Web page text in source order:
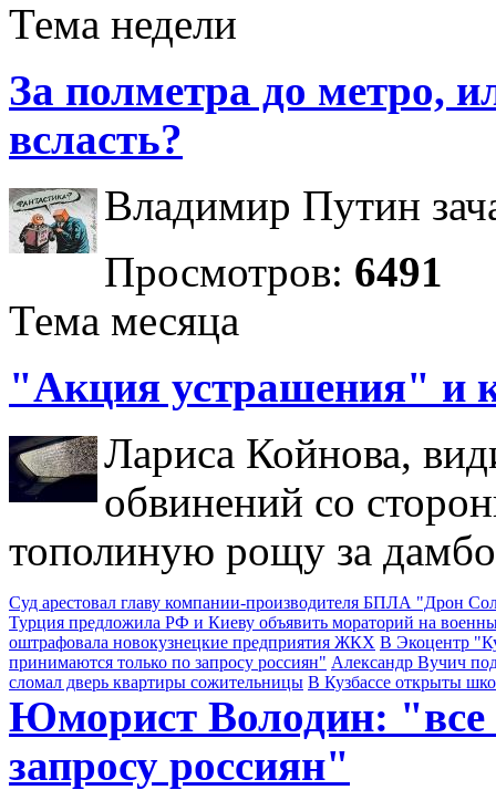
Тема недели
За полметра до метро,
всласть?
Владимир Путин
Просмотров: 6491
Тема месяца
"Акция устрашения" и
Лариса Койнова,
обвинений со
тополиную рощу за
Суд арестовал главу компании-производителя БПЛА "Дрон
Турция предложила РФ и Киеву объявить мораторий на
оштрафовала новокузнецкие предприятия ЖКХ В Экоцентр
принимаются только по запросу россиян" Александр Вучич
сломал дверь квартиры сожительницы В Кузбассе открыты
Юморист Володин: "все
запросу россиян"